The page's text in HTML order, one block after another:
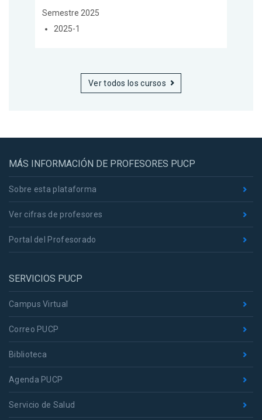
Semestre 2025
2025-1
Ver todos los cursos
MÁS INFORMACIÓN DE PROFESORES PUCP
Sobre esta plataforma
Ver cifras de profesores
Portal del Profesorado
SERVICIOS PUCP
Campus Virtual
Correo PUCP
Biblioteca
Agenda PUCP
Servicio de Salud